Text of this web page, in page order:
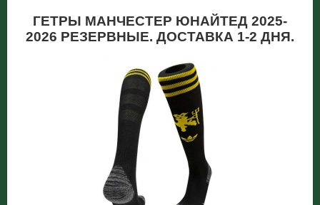
ГЕТРЫ МАНЧЕСТЕР ЮНАЙТЕД 2025-
2026 РЕЗЕРВНЫЕ. ДОСТАВКА 1-2 ДНЯ.